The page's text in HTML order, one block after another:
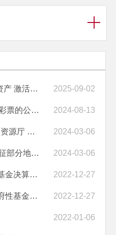
【媒体关注】“变现”数据资产 激活“沉睡资产”，云南这么做→ 2025-09-02
【彩票资金小知识】一张彩票的公益之旅 2024-08-13
云南省财政厅 云南省自然资源厅 国家税务总局云南省税务局关于矿业权出... 2024-03-06
云南省财政厅关于继续免征部分地方水库移民扶持基金的通知 2024-03-06
保山市_2021年度政府性基金决算报表 2022-12-27
保山市本级_2021年度政府性基金决算总表 2022-12-27
2022-01-06